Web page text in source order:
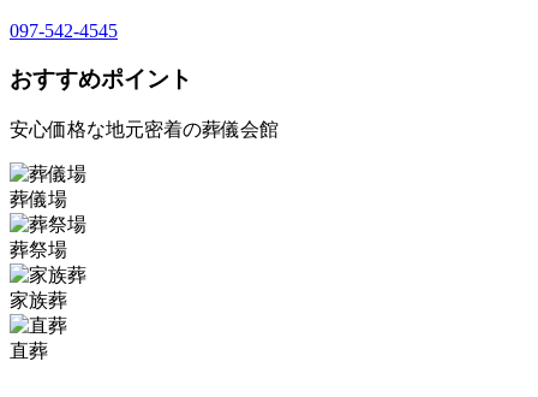
097-542-4545
おすすめポイント
安心価格な地元密着の葬儀会館
葬儀場
葬祭場
家族葬
直葬